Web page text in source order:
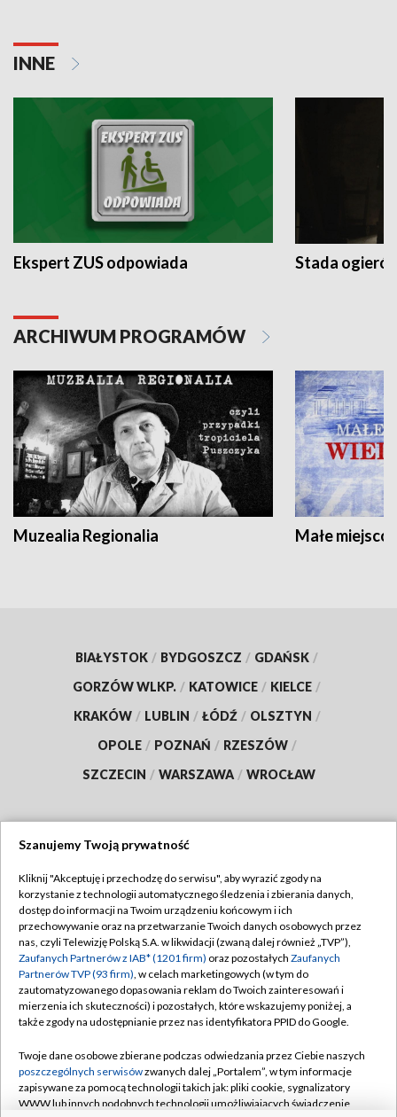
INNE
Ekspert ZUS odpowiada Stada
ARCHIWUM PROGRAMÓW
Muzealia Regionalia Małe
BIAŁYSTOK / BYDGOSZCZ / GDAŃSK /
GORZÓW WLKP. / KATOWICE / KIELCE /
KRAKÓW / LUBLIN / ŁÓDŹ / OLSZTYN /
OPOLE / POZNAŃ / RZESZÓW /
SZCZECIN / WARSZAWA / WROCŁAW
TVP
Abonament TVP
Emisja w TVP
Centrum informacji TVP
Naziemna Telewizja Cyfrowa
Rada Programowa
System NOS
Regulamin TVP
Polityka prywatności
Moje zgody
Pomoc
Kontakt
Szanujemy Twoją prywatność
Kliknij "Akceptuję i przechodzę do serwisu", aby wyrazić zgody na
korzystanie z technologii automatycznego śledzenia i zbierania danych,
dostęp do informacji na Twoim urządzeniu końcowym i ich
przechowywanie oraz na przetwarzanie Twoich danych osobowych przez
nas, czyli Telewizję Polską S.A. w likwidacji (zwaną dalej również „TVP”),
Zaufanych Partnerów z IAB* (1201 firm) oraz pozostałych Zaufanych
Partnerów TVP (93 firm), w celach marketingowych (w tym do
zautomatyzowanego dopasowania reklam do Twoich zainteresowań i
mierzenia ich skuteczności) i pozostałych, które wskazujemy poniżej, a
także zgody na udostępnianie przez nas identyfikatora PPID do Google.
Twoje dane osobowe zbierane podczas odwiedzania przez Ciebie naszych
poszczególnych serwisówzwanych dalej „Portalem”, w tym informacje
zapisywane za pomocą technologii takich jak: pliki cookie, sygnalizatory
WWW lub innych podobnych technologii umożliwiających świadczenie